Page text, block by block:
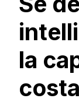
la